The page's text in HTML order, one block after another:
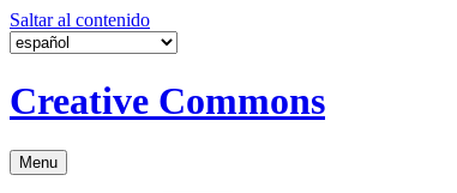
Saltar al contenido
Creative Commons
Menu